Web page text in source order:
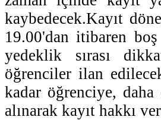
kaybedecek.Kayıt
19.00'dan itibaren
yedeklik sırası
öğrenciler ilan
kadar öğrenciye, daha
alınarak kayıt hakkı